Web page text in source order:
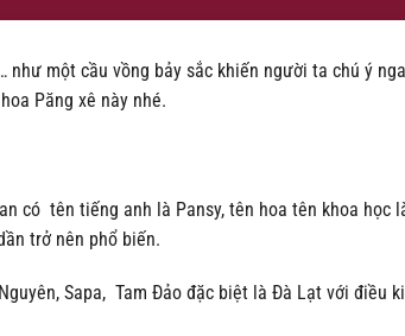
như một cầu vồng bảy sắc khiến người ta chú ý
Păng xê này nhé.
có tên tiếng anh là Pansy, tên hoa tên khoa học
trở nên phổ biến.
Sapa, Tam Đảo đặc biệt là Đà Lạt với điều